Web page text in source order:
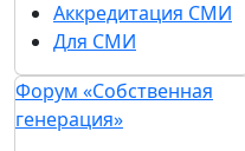
Аккредитация СМИ
Для СМИ
Форум «Собственная
генерация»